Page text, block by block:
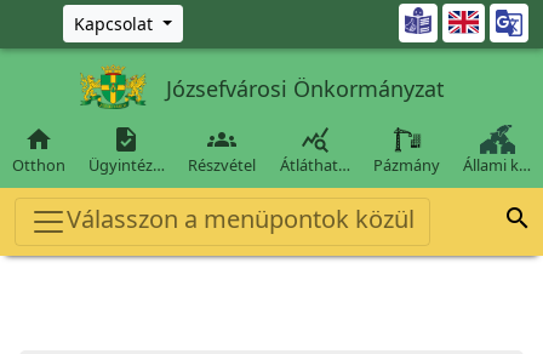
Ugrás a fő tartalomra
Kapcsolat 
Józsefvárosi Önkormányzat

Otthon

Ügyintéz…

Részvétel

Átláthat… Pázmány Állami k…
Válasszon a menüpontok közül 